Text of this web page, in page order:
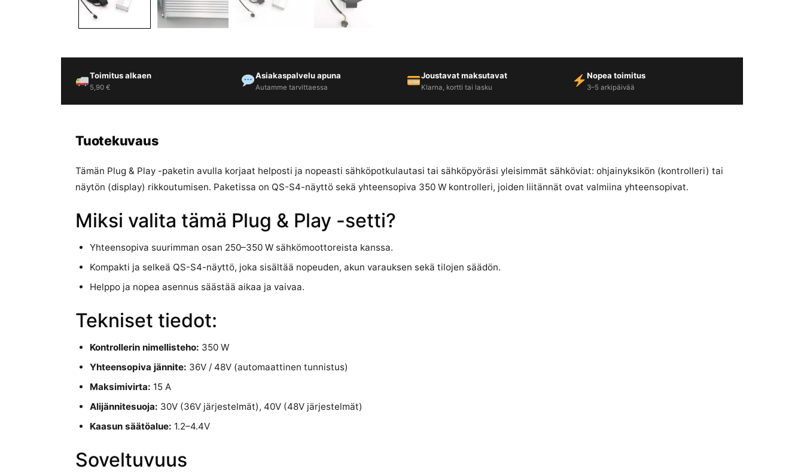
Toimitus alkaen
5,90 €
Asiakaspalvelu apuna
Autamme tarvittaessa
Joustavat maksutavat
Klarna, kortti tai lasku
Nopea toimitus
3–5 arkipäivää
Tuotekuvaus
Tämän Plug & Play -paketin avulla korjaat helposti ja nopeasti sähköpotkulautasi tai sähköpyöräsi yleisimmät sähköviat: ohjainyksikön (kontrolleri) tai
näytön (display) rikkoutumisen. Paketissa on QS-S4-näyttö sekä yhteensopiva 350 W kontrolleri, joiden liitännät ovat valmiina yhteensopivat.
Miksi valita tämä Plug & Play -setti?
Yhteensopiva suurimman osan 250–350 W sähkömoottoreista kanssa.
Kompakti ja selkeä QS-S4-näyttö, joka sisältää nopeuden, akun varauksen sekä tilojen säädön.
Helppo ja nopea asennus säästää aikaa ja vaivaa.
Tekniset tiedot:
Kontrollerin nimellisteho: 350 W
Yhteensopiva jännite: 36V / 48V (automaattinen tunnistus)
Maksimivirta: 15 A
Alijännitesuoja: 30V (36V järjestelmät), 40V (48V järjestelmät)
Kaasun säätöalue: 1.2–4.4V
Soveltuvuus